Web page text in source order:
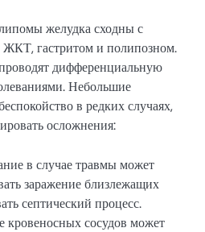
желудка сходны с
гастритом и полипозном.
дифференциальную
Небольшие
в редких случаях,
осложнения:
в случае травмы может
заражение близлежащих
септический процесс.
кровеносных сосудов может